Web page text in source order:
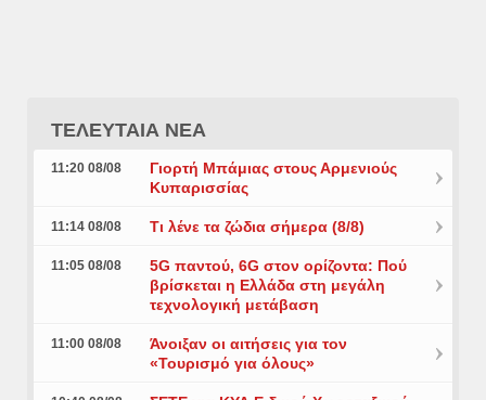
ΤΕΛΕΥΤΑΙΑ ΝΕΑ
11:20 08/08
Γιορτή Μπάμιας στους Αρμενιούς
Κυπαρισσίας
11:14 08/08 Τι λένε τα ζώδια σήμερα (8/8)
11:05 08/08
5G παντού, 6G στον ορίζοντα: Πού
βρίσκεται η Ελλάδα στη μεγάλη
τεχνολογική μετάβαση
11:00 08/08
Άνοιξαν οι αιτήσεις για τον
«Τουρισμό για όλους»